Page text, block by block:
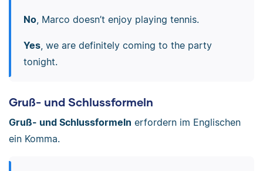
No, Marco doesn’t enjoy playing tennis.
Yes, we are definitely coming to the party
tonight.
Gruß- und Schlussformeln
Gruß- und Schlussformeln erfordern im Englischen
ein Komma.